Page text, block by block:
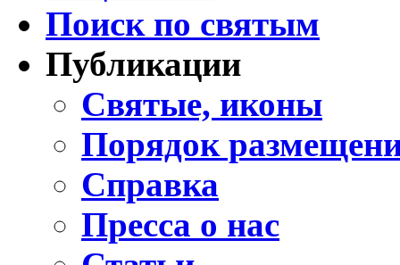
Поиск по святым
Публикации
Святые, иконы
Порядок
Справка
Пресса о нас